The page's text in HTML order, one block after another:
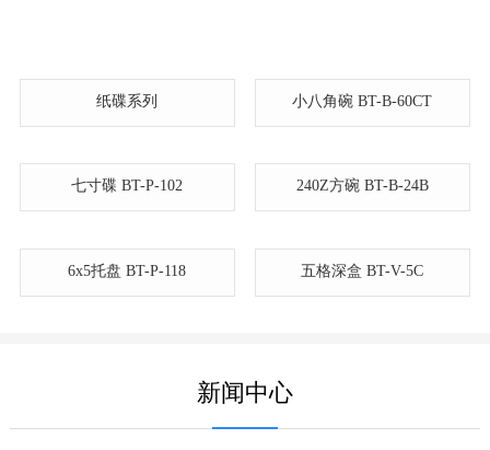
纸碟系列 小八角碗 BT-B-60CT
七寸碟 BT-P-102 240Z方碗 BT-B-24B
6x5托盘 BT-P-118 五格深盒 BT-V-5C
新闻中心